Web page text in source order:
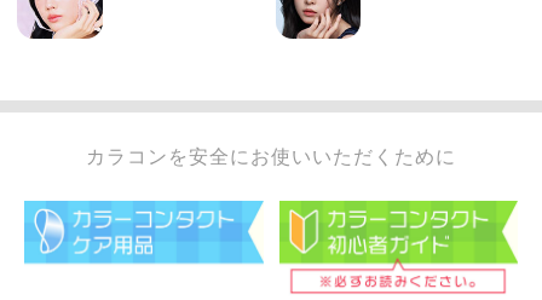
カラコンを安全にお使いいただくために